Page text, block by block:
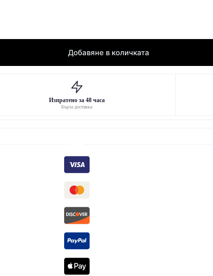
Добавяне в количката
Изпратено за 48 часа
Бърза доставка